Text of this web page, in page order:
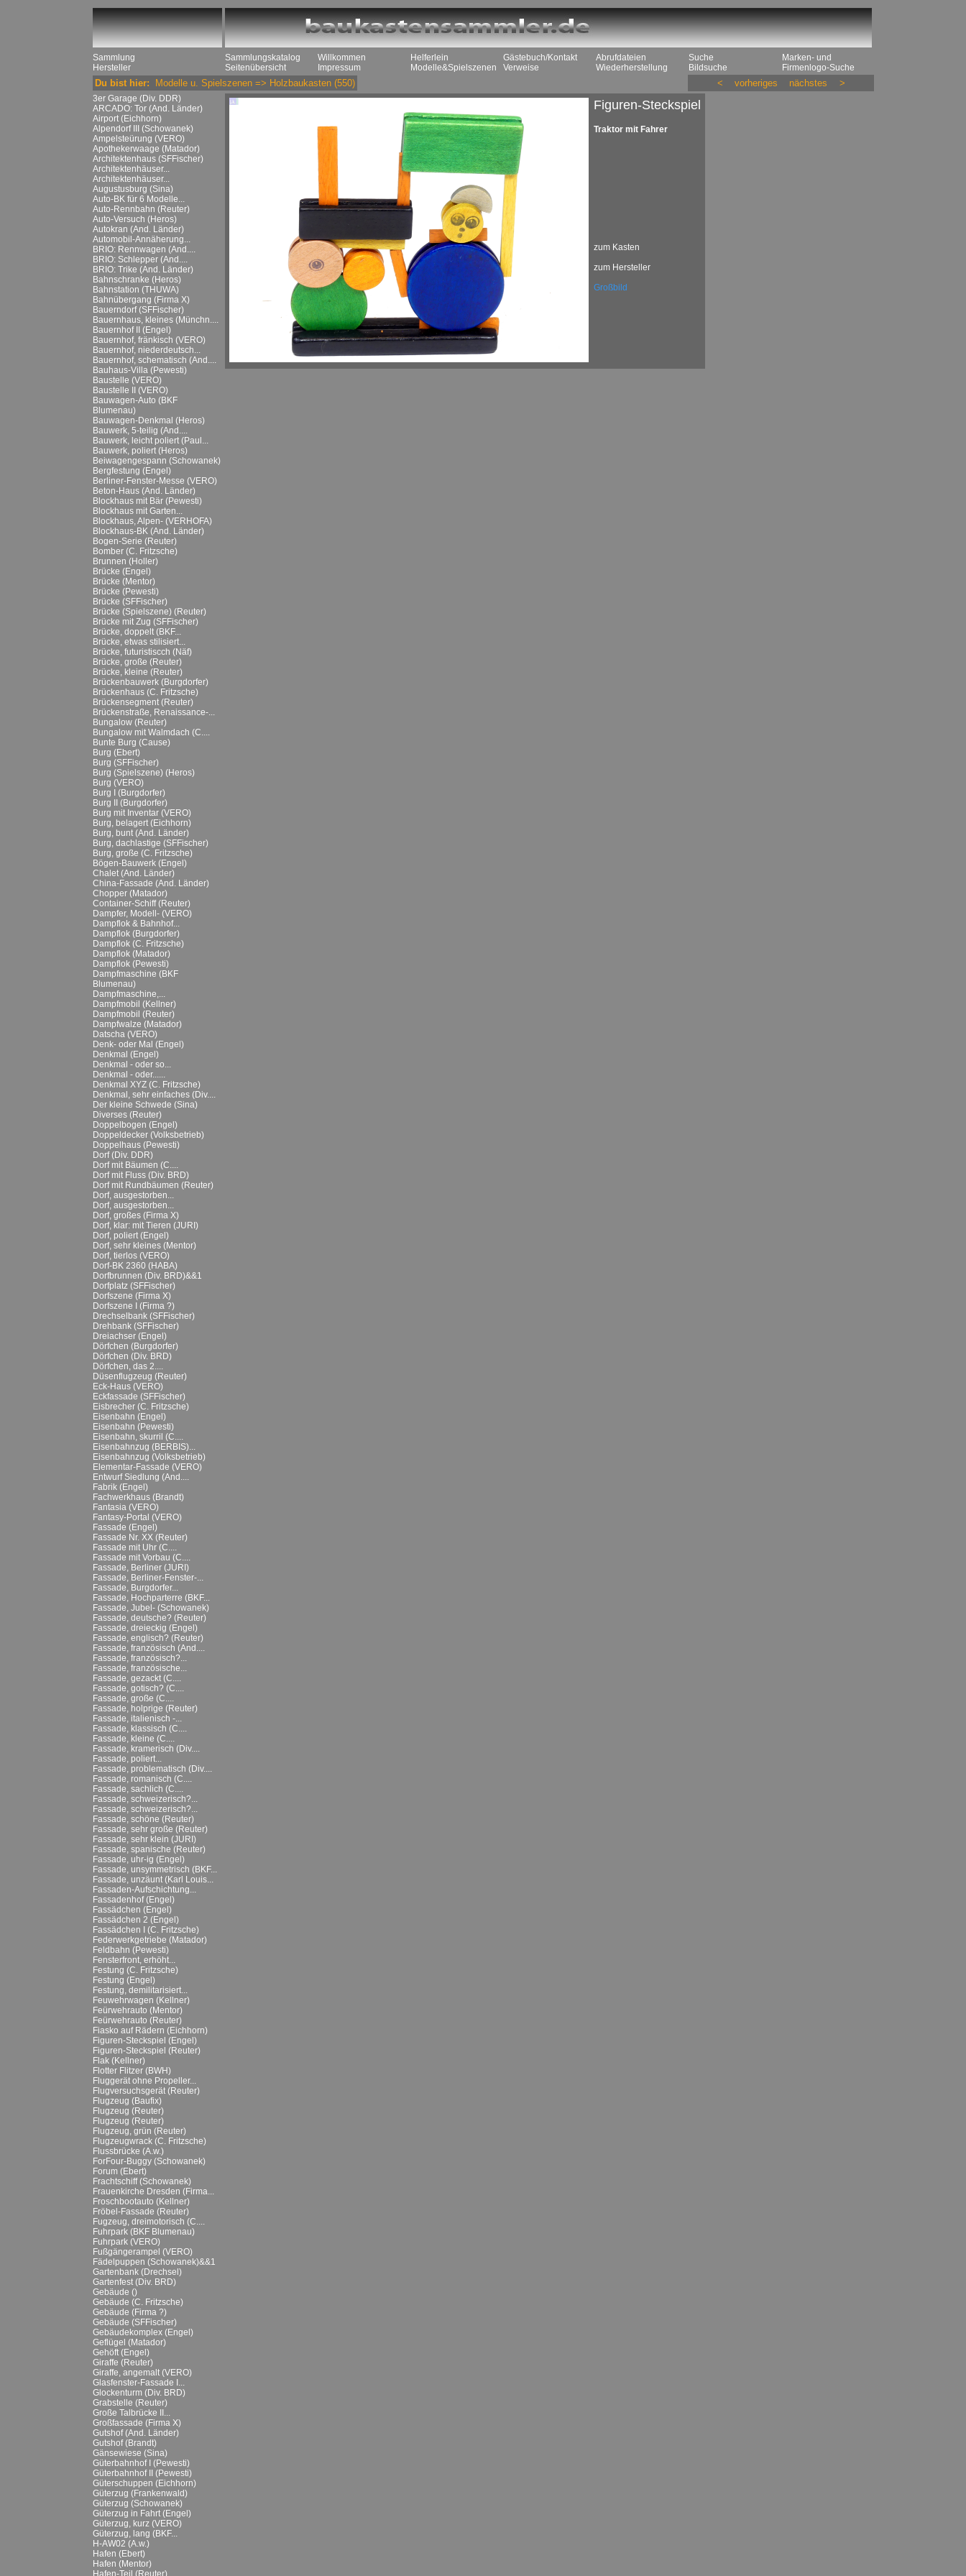
Sammlung
Hersteller
Sammlungskatalog
Seitenübersicht
Willkommen
Impressum
Helferlein
Modelle&Spielszenen
Gästebuch/Kontakt
Verweise
Abrufdateien
Wiederherstellung
Suche
Bildsuche
Marken- und
Firmenlogo-Suche
Du bist hier: Modelle u. Spielszenen => Holzbaukasten (550) < vorheriges nächstes >
3er Garage (Div. DDR)
ARCADO: Tor (And. Länder)
Airport (Eichhorn)
Alpendorf III (Schowanek)
Ampelsteürung (VERO)
Apothekerwaage (Matador)
Architektenhaus (SFFischer)
Architektenhäuser...
Architektenhäuser...
Augustusburg (Sina)
Auto-BK für 6 Modelle...
Auto-Rennbahn (Reuter)
Auto-Versuch (Heros)
Autokran (And. Länder)
Automobil-Annäherung...
BRIO: Rennwagen (And....
BRIO: Schlepper (And....
BRIO: Trike (And. Länder)
Bahnschranke (Heros)
Bahnstation (THUWA)
Bahnübergang (Firma X)
Bauerndorf (SFFischer)
Bauernhaus, kleines (Münchn....
Bauernhof II (Engel)
Bauernhof, fränkisch (VERO)
Bauernhof, niederdeutsch...
Bauernhof, schematisch (And....
Bauhaus-Villa (Pewesti)
Baustelle (VERO)
Baustelle II (VERO)
Bauwagen-Auto (BKF
Blumenau)
Bauwagen-Denkmal (Heros)
Bauwerk, 5-teilig (And....
Bauwerk, leicht poliert (Paul...
Bauwerk, poliert (Heros)
Beiwagengespann (Schowanek)
Bergfestung (Engel)
Berliner-Fenster-Messe (VERO)
Beton-Haus (And. Länder)
Blockhaus mit Bär (Pewesti)
Blockhaus mit Garten...
Blockhaus, Alpen- (VERHOFA)
Blockhaus-BK (And. Länder)
Bogen-Serie (Reuter)
Bomber (C. Fritzsche)
Brunnen (Holler)
Brücke (Engel)
Brücke (Mentor)
Brücke (Pewesti)
Brücke (SFFischer)
Brücke (Spielszene) (Reuter)
Brücke mit Zug (SFFischer)
Brücke, doppelt (BKF...
Brücke, etwas stilisiert...
Brücke, futuristiscch (Näf)
Brücke, große (Reuter)
Brücke, kleine (Reuter)
Brückenbauwerk (Burgdorfer)
Brückenhaus (C. Fritzsche)
Brückensegment (Reuter)
Brückenstraße, Renaissance-...
Bungalow (Reuter)
Bungalow mit Walmdach (C....
Bunte Burg (Cause)
Burg (Ebert)
Burg (SFFischer)
Burg (Spielszene) (Heros)
Burg (VERO)
Burg I (Burgdorfer)
Burg II (Burgdorfer)
Burg mit Inventar (VERO)
Burg, belagert (Eichhorn)
Burg, bunt (And. Länder)
Burg, dachlastige (SFFischer)
Burg, große (C. Fritzsche)
Bögen-Bauwerk (Engel)
Chalet (And. Länder)
China-Fassade (And. Länder)
Chopper (Matador)
Container-Schiff (Reuter)
Dampfer, Modell- (VERO)
Dampflok & Bahnhof...
Dampflok (Burgdorfer)
Dampflok (C. Fritzsche)
Dampflok (Matador)
Dampflok (Pewesti)
Dampfmaschine (BKF
Blumenau)
Dampfmaschine,...
Dampfmobil (Kellner)
Dampfmobil (Reuter)
Dampfwalze (Matador)
Datscha (VERO)
Denk- oder Mal (Engel)
Denkmal (Engel)
Denkmal - oder so...
Denkmal - oder......
Denkmal XYZ (C. Fritzsche)
Denkmal, sehr einfaches (Div....
Der kleine Schwede (Sina)
Diverses (Reuter)
Doppelbogen (Engel)
Doppeldecker (Volksbetrieb)
Doppelhaus (Pewesti)
Dorf (Div. DDR)
Dorf mit Bäumen (C....
Dorf mit Fluss (Div. BRD)
Dorf mit Rundbäumen (Reuter)
Dorf, ausgestorben...
Dorf, ausgestorben...
Dorf, großes (Firma X)
Dorf, klar: mit Tieren (JURI)
Dorf, poliert (Engel)
Dorf, sehr kleines (Mentor)
Dorf, tierlos (VERO)
Dorf-BK 2360 (HABA)
Dorfbrunnen (Div. BRD)&&1
Dorfplatz (SFFischer)
Dorfszene (Firma X)
Dorfszene I (Firma ?)
Drechselbank (SFFischer)
Drehbank (SFFischer)
Dreiachser (Engel)
Dörfchen (Burgdorfer)
Dörfchen (Div. BRD)
Dörfchen, das 2....
Düsenflugzeug (Reuter)
Eck-Haus (VERO)
Eckfassade (SFFischer)
Eisbrecher (C. Fritzsche)
Eisenbahn (Engel)
Eisenbahn (Pewesti)
Eisenbahn, skurril (C....
Eisenbahnzug (BERBIS)...
Eisenbahnzug (Volksbetrieb)
Elementar-Fassade (VERO)
Entwurf Siedlung (And....
Fabrik (Engel)
Fachwerkhaus (Brandt)
Fantasia (VERO)
Fantasy-Portal (VERO)
Fassade (Engel)
Fassade Nr. XX (Reuter)
Fassade mit Uhr (C....
Fassade mit Vorbau (C....
Fassade, Berliner (JURI)
Fassade, Berliner-Fenster-...
Fassade, Burgdorfer...
Fassade, Hochparterre (BKF...
Fassade, Jubel- (Schowanek)
Fassade, deutsche? (Reuter)
Fassade, dreieckig (Engel)
Fassade, englisch? (Reuter)
Fassade, französisch (And....
Fassade, französisch?...
Fassade, französische...
Fassade, gezackt (C....
Fassade, gotisch? (C....
Fassade, große (C....
Fassade, holprige (Reuter)
Fassade, italienisch -...
Fassade, klassisch (C....
Fassade, kleine (C....
Fassade, kramerisch (Div....
Fassade, poliert...
Fassade, problematisch (Div....
Fassade, romanisch (C....
Fassade, sachlich (C....
Fassade, schweizerisch?...
Fassade, schweizerisch?...
Fassade, schöne (Reuter)
Fassade, sehr große (Reuter)
Fassade, sehr klein (JURI)
Fassade, spanische (Reuter)
Fassade, uhr-ig (Engel)
Fassade, unsymmetrisch (BKF...
Fassade, unzäunt (Karl Louis...
Fassaden-Aufschichtung...
Fassadenhof (Engel)
Fassädchen (Engel)
Fassädchen 2 (Engel)
Fassädchen I (C. Fritzsche)
Federwerkgetriebe (Matador)
Feldbahn (Pewesti)
Fensterfront, erhöht...
Festung (C. Fritzsche)
Festung (Engel)
Festung, demilitarisiert...
Feuwehrwagen (Kellner)
Feürwehrauto (Mentor)
Feürwehrauto (Reuter)
Fiasko auf Rädern (Eichhorn)
Figuren-Steckspiel (Engel)
Figuren-Steckspiel (Reuter)
Flak (Kellner)
Flotter Flitzer (BWH)
Fluggerät ohne Propeller...
Flugversuchsgerät (Reuter)
Flugzeug (Baufix)
Flugzeug (Reuter)
Flugzeug (Reuter)
Flugzeug, grün (Reuter)
Flugzeugwrack (C. Fritzsche)
Flussbrücke (A.w.)
ForFour-Buggy (Schowanek)
Forum (Ebert)
Frachtschiff (Schowanek)
Frauenkirche Dresden (Firma...
Froschbootauto (Kellner)
Fröbel-Fassade (Reuter)
Fugzeug, dreimotorisch (C....
Fuhrpark (BKF Blumenau)
Fuhrpark (VERO)
Fußgängerampel (VERO)
Fädelpuppen (Schowanek)&&1
Gartenbank (Drechsel)
Gartenfest (Div. BRD)
Gebäude ()
Gebäude (C. Fritzsche)
Gebäude (Firma ?)
Gebäude (SFFischer)
Gebäudekomplex (Engel)
Geflügel (Matador)
Gehöft (Engel)
Giraffe (Reuter)
Giraffe, angemalt (VERO)
Glasfenster-Fassade I...
Glockenturm (Div. BRD)
Grabstelle (Reuter)
Große Talbrücke II...
Großfassade (Firma X)
Gutshof (And. Länder)
Gutshof (Brandt)
Gänsewiese (Sina)
Güterbahnhof I (Pewesti)
Güterbahnhof II (Pewesti)
Güterschuppen (Eichhorn)
Güterzug (Frankenwald)
Güterzug (Schowanek)
Güterzug in Fahrt (Engel)
Güterzug, kurz (VERO)
Güterzug, lang (BKF...
H-AW02 (A.w.)
Hafen (Ebert)
Hafen (Mentor)
Hafen-Teil (Reuter)
Figuren-Steckspiel
Traktor mit Fahrer
zum Kasten
zum Hersteller
Großbild